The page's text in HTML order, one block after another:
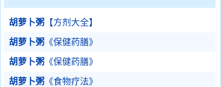
胡萝卜粥 【方剂大全】
胡萝卜粥 《保健药膳》
胡萝卜粥 《保健药膳》
胡萝卜粥 《食物疗法》